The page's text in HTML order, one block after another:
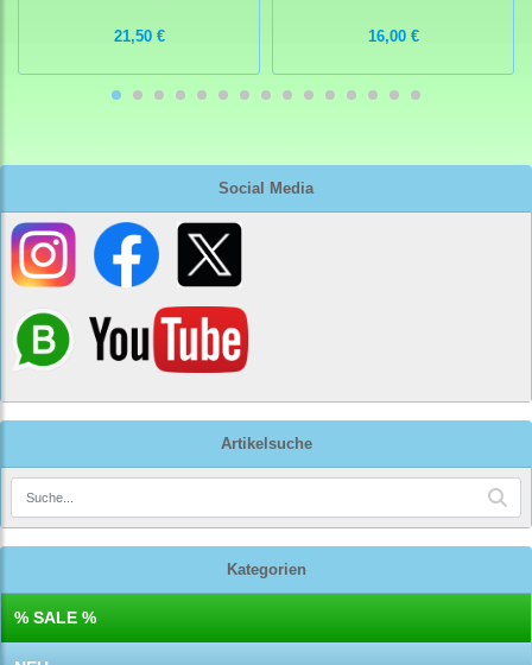
Social Media
Artikelsuche
Kategorien
% SALE %
21,50 € 16,00 €